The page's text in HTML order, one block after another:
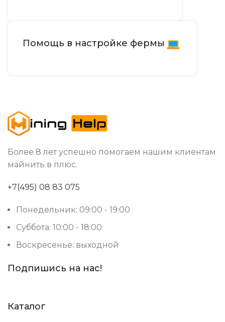
Помощь в настройке фермы
Более 8 лет успешно помогаем нашим клиентам
майнить в плюс.
+7(495) 08 83 075
Понедельник: 09:00 - 19:00
Суббота: 10:00 - 18:00
Воскресенье: выходной
Подпишись на нас!
Каталог